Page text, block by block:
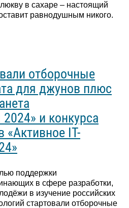
в сахаре – настоящий
равнодушным никого.
отборочные
для джунов плюс
и конкурса
«Активное IT-
поддержки
в сфере разработки,
в изучение российских
стартовали отборочные